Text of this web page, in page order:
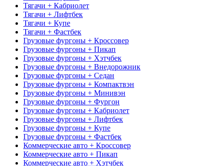
Тягачи + Кабриолет
Тягачи + Лифтбек
Тягачи + Купе
Тягачи + Фастбек
Грузовые фургоны + Кроссовер
Грузовые фургоны + Пикап
Грузовые фургоны + Хэтчбек
Грузовые фургоны + Внедорожник
Грузовые фургоны + Седан
Грузовые фургоны + Компактвэн
Грузовые фургоны + Минивэн
Грузовые фургоны + Фургон
Грузовые фургоны + Кабриолет
Грузовые фургоны + Лифтбек
Грузовые фургоны + Купе
Грузовые фургоны + Фастбек
Коммерческие авто + Кроссовер
Коммерческие авто + Пикап
Коммерческие авто + Хэтчбек